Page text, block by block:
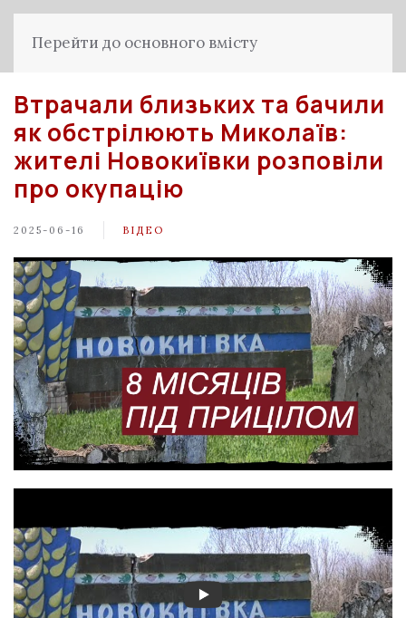
Перейти до основного вмісту
Втрачали близьких та бачили
як обстрілюють Миколаїв:
жителі Новокиївки розповіли
про окупацію
2025-06-16 ВІДЕО